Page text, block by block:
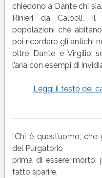
chiedono a Dante chi
Rinieri da Calboli.
popolazioni che
poi ricordare gli antichi
oltre Dante e Virgilio
l’aria con esempi di
Leggi il testo del
“Chi è quest’uomo,
del Purgatorio
prima di essere
fatto sparire,